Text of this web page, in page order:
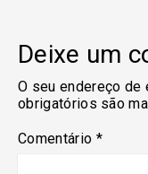
Deixe um
O seu endereço de
obrigatórios são
Comentário *